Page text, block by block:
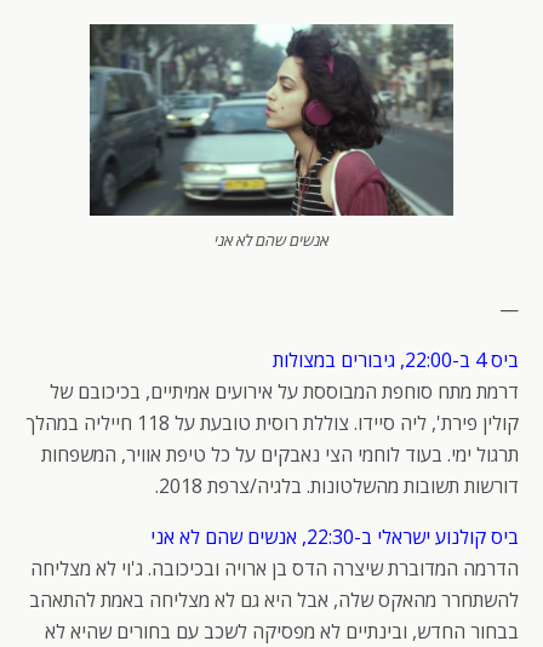
אנשים שהם לא אני
—
ביס 4 ב-22:00, גיבורים במצולות
דרמת מתח סוחפת המבוססת על אירועים אמיתיים, בכיכובם של
קולין פירת', ליה סיידו. צוללת רוסית טובעת על 118 חייליה במהלך
תרגול ימי. בעוד לוחמי הצי נאבקים על כל טיפת אוויר, המשפחות
דורשות תשובות מהשלטונות. בלגיה/צרפת 2018.
ביס קולנוע ישראלי ב-22:30, אנשים שהם לא אני
הדרמה המדוברת שיצרה הדס בן ארויה ובכיכובה. ג'וי לא מצליחה
להשתחרר מהאקס שלה, אבל היא גם לא מצליחה באמת להתאהב
בבחור החדש, ובינתיים לא מפסיקה לשכב עם בחורים שהיא לא